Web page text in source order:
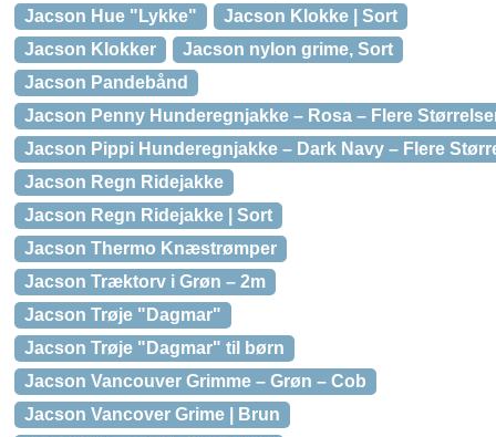
Jacson Hue "Lykke"
Jacson Klokke | Sort
Jacson Klokker
Jacson nylon grime, Sort
Jacson Pandebånd
Jacson Penny Hunderegnjakke – Rosa – Flere
Jacson Pippi Hunderegnjakke – Dark Navy – Flere
Jacson Regn Ridejakke
Jacson Regn Ridejakke | Sort
Jacson Thermo Knæstrømper
Jacson Træktorv i Grøn – 2m
Jacson Trøje "Dagmar"
Jacson Trøje "Dagmar" til børn
Jacson Vancouver Grimme – Grøn – Cob
Jacson Vancover Grime | Brun